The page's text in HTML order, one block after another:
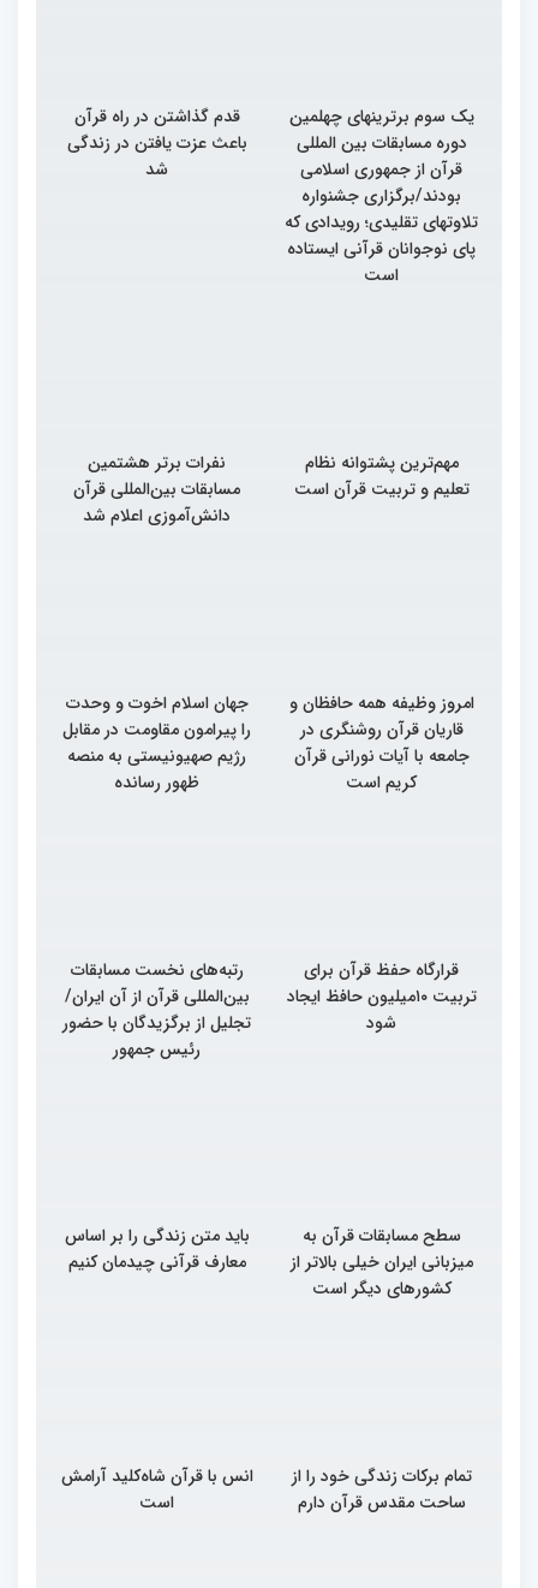
یک سوم برترینهای چهلمین
دوره مسابقات بین المللی
قرآن از جمهوری اسلامی
بودند/برگزاری جشنواره
تلاوتهای تقلیدی؛ رویدادی که
پای نوجوانان قرآنی ایستاده
است
قدم گذاشتن در راه قرآن
باعث عزت یافتن در زندگی
شد
مهم‌ترین پشتوانه نظام
تعلیم و تربیت قرآن است
نفرات برتر هشتمین
مسابقات بین‌المللی قرآن
دانش‌آموزی اعلام شد
امروز وظیفه همه حافظان و
قاریان قرآن روشنگری در
جامعه با آیات نورانی قرآن
کریم است
جهان اسلام اخوت و وحدت
را پیرامون مقاومت در مقابل
رژیم صهیونیستی به منصه
ظهور رسانده
قرارگاه حفظ قرآن برای
تربیت ۱۰میلیون حافظ ایجاد
شود
رتبه‌های نخست مسابقات
بین‌المللی قرآن از آن ایران/
تجلیل از برگزیدگان با حضور
رئیس جمهور
سطح مسابقات قرآن به
میزبانی ایران خیلی بالاتر از
کشورهای دیگر است
باید متن زندگی را بر اساس
معارف قرآنی چیدمان کنیم
تمام برکات زندگی خود را از
ساحت مقدس قرآن دارم
انس با قرآن شاه‌کلید آرامش
است